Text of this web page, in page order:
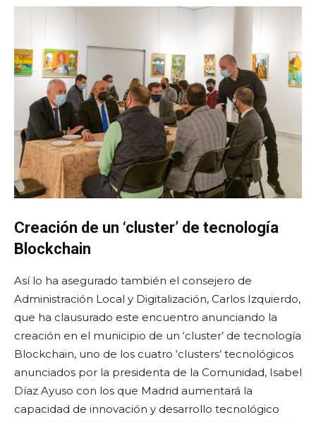
Creación de un ‘cluster’ de tecnología
Blockchain
Así lo ha asegurado también el consejero de
Administración Local y Digitalización, Carlos Izquierdo,
que ha clausurado este encuentro anunciando la
creación en el municipio de un ‘cluster’ de tecnología
Blockchain, uno de los cuatro ‘clusters’ tecnológicos
anunciados por la presidenta de la Comunidad, Isabel
Díaz Ayuso con los que Madrid aumentará la
capacidad de innovación y desarrollo tecnológico